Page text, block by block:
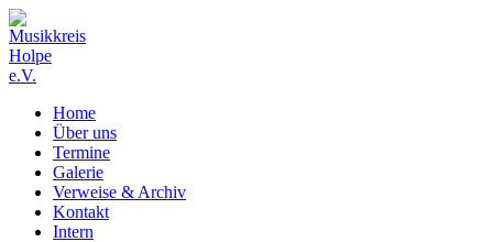
Zum
Inhalt
springen
Home
Über uns
Termine
Galerie
Verweise & Archiv
Kontakt
Intern